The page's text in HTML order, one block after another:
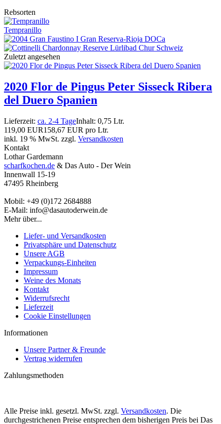
Rebsorten
Tempranillo
Zuletzt angesehen
2020 Flor de Pingus Peter Sisseck Ribera
del Duero Spanien
Lieferzeit: ca. 2-4 TageInhalt: 0,75 Ltr.
119,00 EUR158,67 EUR pro Ltr.
inkl. 19 % MwSt. zzgl. Versandkosten
Kontakt
Lothar Gardemann
scharfkochen.de & Das Auto - Der Wein
Innenwall 15-19
47495 Rheinberg
Mobil: +49 (0)172 2684888
E-Mail: info@dasautoderwein.de
Mehr über...
Liefer- und Versandkosten
Privatsphäre und Datenschutz
Unsere AGB
Verpackungs-Einheiten
Impressum
Weine des Monats
Kontakt
Widerrufsrecht
Lieferzeit
Cookie Einstellungen
Informationen
Unsere Partner & Freunde
Vertrag widerrufen
Zahlungsmethoden
Alle Preise inkl. gesetzl. MwSt. zzgl. Versandkosten. Die
durchgestrichenen Preise entsprechen dem bisherigen Preis bei Das